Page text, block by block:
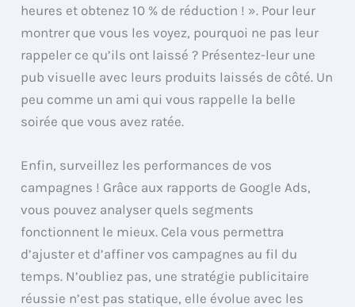
heures et obtenez 10 % de réduction ! ». Pour leur
montrer que vous les voyez, pourquoi ne pas leur
rappeler ce qu’ils ont laissé ? Présentez-leur une
pub visuelle avec leurs produits laissés de côté. Un
peu comme un ami qui vous rappelle la belle
soirée que vous avez ratée.
Enfin, surveillez les performances de vos
campagnes ! Grâce aux rapports de Google Ads,
vous pouvez analyser quels segments
fonctionnent le mieux. Cela vous permettra
d’ajuster et d’affiner vos campagnes au fil du
temps. N’oubliez pas, une stratégie publicitaire
réussie n’est pas statique, elle évolue avec les